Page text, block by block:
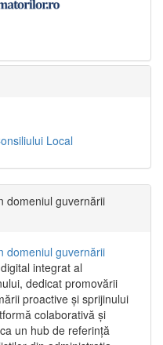
Local
domeniul guvernării
domeniul guvernării
integrat al
dedicat promovării
proactive și sprijinului
colaborativă și
un hub de referință